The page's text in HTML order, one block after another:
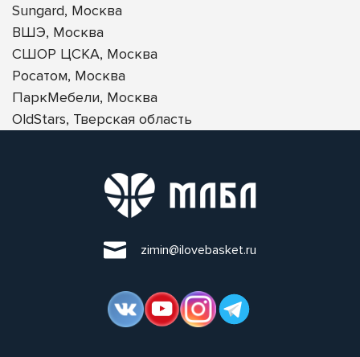
Sungard, Москва
ВШЭ, Москва
СШОР ЦСКА, Москва
Росатом, Москва
ПаркМебели, Москва
OldStars, Тверская область
zimin@ilovebasket.ru